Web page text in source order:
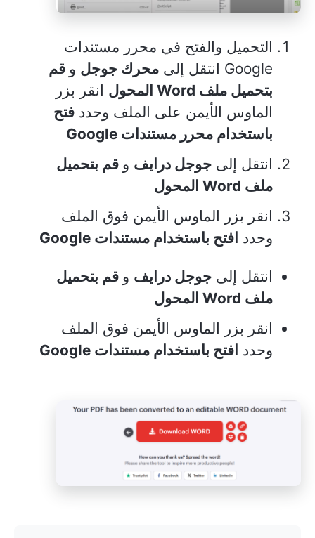
التحميل والفتح في محرر مستندات
Google انتقل إلى
محرك جوجل و قم
بتحميل ملف Word المحول
انقر بزر
الماوس الأيمن على الملف وحدد فتح
باستخدام محرر مستندات Google
انتقل إلى جوجل درايف و قم بتحميل
ملف Word المحول
انقر بزر الماوس الأيمن فوق الملف
وحدد افتح باستخدام مستندات Google
انتقل إلى جوجل درايف و قم بتحميل
ملف Word المحول
انقر بزر الماوس الأيمن فوق الملف
وحدد افتح باستخدام مستندات Google